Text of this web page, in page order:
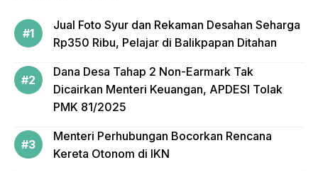
Jual Foto Syur dan Rekaman Desahan Seharga
Rp350 Ribu, Pelajar di Balikpapan Ditahan
Dana Desa Tahap 2 Non-Earmark Tak
Dicairkan Menteri Keuangan, APDESI Tolak
PMK 81/2025
Menteri Perhubungan Bocorkan Rencana
Kereta Otonom di IKN